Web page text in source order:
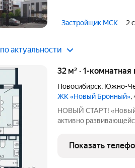
Застройщик МСК 2
по актуальности
32 м² · 1-
Новосибирск, Южно-
ЖК «Новый Бронный»,
НОВЫЙ СТАРТ! «Новый Бронный» это
активно
спокойствием леса: до
до м. «Площадь
Показать